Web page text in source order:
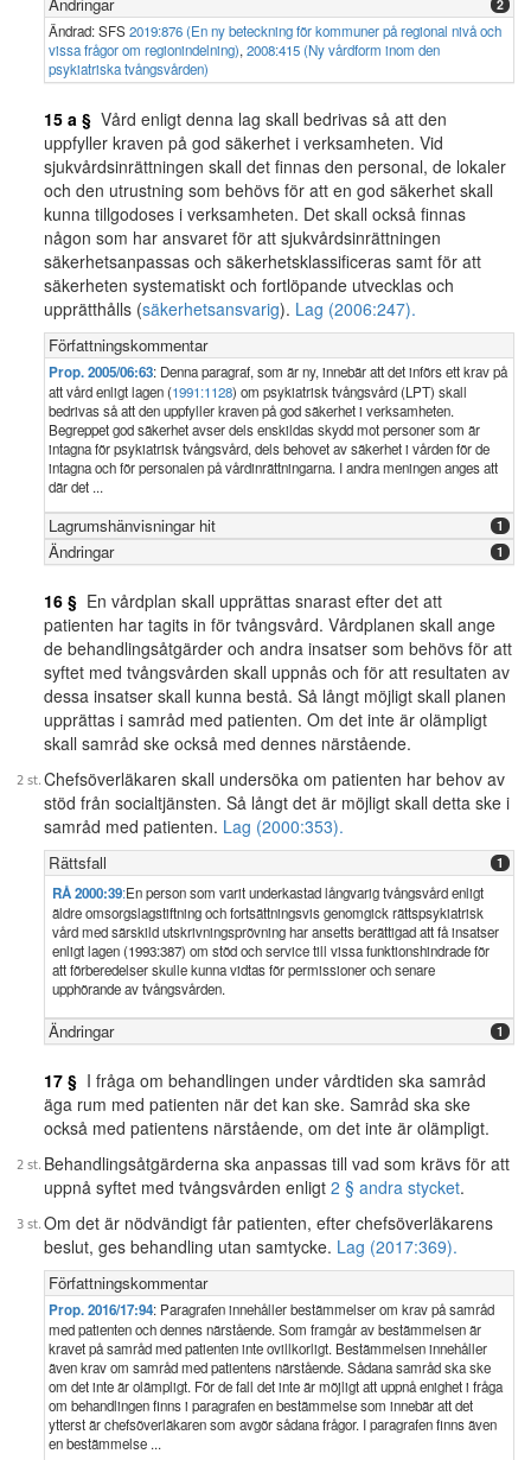
Ändringar 2
Ändrad: SFS2019:876 (En ny beteckning för kommuner på regional nivå och
vissa frågor om regionindelning),2008:415 (Ny vårdform inom den
psykiatriska tvångsvården)
15 a § Vård enligt denna lag skall bedrivas så att den
uppfyller kraven på god säkerhet i verksamheten. Vid
sjukvårdsinrättningen skall det finnas den personal, de lokaler
och den utrustning som behövs för att en god säkerhet skall
kunna tillgodoses i verksamheten. Det skall också finnas
någon som har ansvaret för att sjukvårdsinrättningen
säkerhetsanpassas och säkerhetsklassificeras samt för att
säkerheten systematiskt och fortlöpande utvecklas och
upprätthålls (säkerhetsansvarig). Lag (2006:247).
Författningskommentar
Prop. 2005/06:63: Denna paragraf, som är ny, innebär att det införs ett krav på
att vård enligt lagen (1991:1128) om psykiatrisk tvångsvård (LPT) skall
bedrivas så att den uppfyller kraven på god säkerhet i verksamheten.
Begreppet god säkerhet avser dels enskildas skydd mot personer som är
intagna för psykiatrisk tvångsvård, dels behovet av säkerhet i vården för de
intagna och för personalen på vårdinrättningarna. I andra meningen anges att
där det ...
Lagrumshänvisningar hit 1
Ändringar 1
16 § En vårdplan skall upprättas snarast efter det att
patienten har tagits in för tvångsvård. Vårdplanen skall ange
de behandlingsåtgärder och andra insatser som behövs för att
syftet med tvångsvården skall uppnås och för att resultaten av
dessa insatser skall kunna bestå. Så långt möjligt skall planen
upprättas i samråd med patienten. Om det inte är olämpligt
skall samråd ske också med dennes närstående.
Chefsöverläkaren skall undersöka om patienten har behov av
stöd från socialtjänsten. Så långt det är möjligt skall detta ske i
samråd med patienten. Lag (2000:353).
Rättsfall 1
RÅ 2000:39:En person som varit underkastad långvarig tvångsvård enligt
äldre omsorgslagstiftning och fortsättningsvis genomgick rättspsykiatrisk
vård med särskild utskrivningsprövning har ansetts berättigad att få insatser
enligt lagen (1993:387) om stöd och service till vissa funktionshindrade för
att förberedelser skulle kunna vidtas för permissioner och senare
upphörande av tvångsvården.
Ändringar 1
17 § I fråga om behandlingen under vårdtiden ska samråd
äga rum med patienten när det kan ske. Samråd ska ske
också med patientens närstående, om det inte är olämpligt.
Behandlingsåtgärderna ska anpassas till vad som krävs för att
uppnå syftet med tvångsvården enligt 2 § andra stycket.
Om det är nödvändigt får patienten, efter chefsöverläkarens
beslut, ges behandling utan samtycke. Lag (2017:369).
Författningskommentar
Prop. 2016/17:94: Paragrafen innehåller bestämmelser om krav på samråd
med patienten och dennes närstående. Som framgår av bestämmelsen är
kravet på samråd med patienten inte ovillkorligt. Bestämmelsen innehåller
även krav om samråd med patientens närstående. Sådana samråd ska ske
om det inte är olämpligt. För de fall det inte är möjligt att uppnå enighet i fråga
om behandlingen finns i paragrafen en bestämmelse som innebär att det
ytterst är chefsöverläkaren som avgör sådana frågor. I paragrafen finns även
en bestämmelse ...